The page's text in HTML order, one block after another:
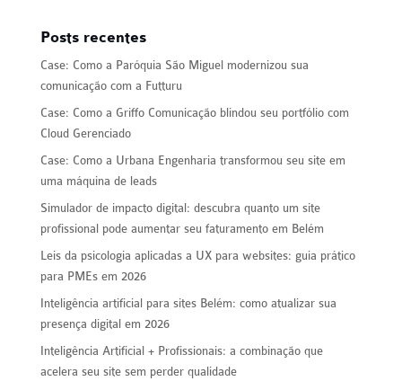
Posts recentes
Case: Como a Paróquia São Miguel modernizou sua
comunicação com a Futturu
Case: Como a Griffo Comunicação blindou seu portfólio com
Cloud Gerenciado
Case: Como a Urbana Engenharia transformou seu site em
uma máquina de leads
Simulador de impacto digital: descubra quanto um site
profissional pode aumentar seu faturamento em Belém
Leis da psicologia aplicadas a UX para websites: guia prático
para PMEs em 2026
Inteligência artificial para sites Belém: como atualizar sua
presença digital em 2026
Inteligência Artificial + Profissionais: a combinação que
acelera seu site sem perder qualidade